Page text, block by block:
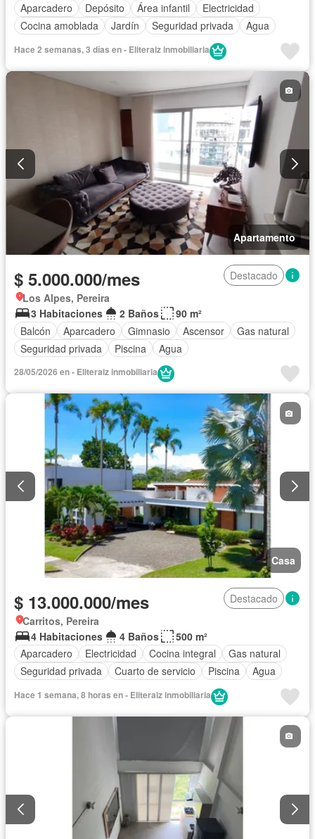
Aparcadero
Depósito Área infantil
Electricidad
Cocina amoblada
Jardín Seguridad privada Agua
Hace 2 semanas, 3 días en - Eliteraiz inmobiliaria
Apartamento
$ 5.000.000/mes
Destacado
Los Alpes, Pereira
3 Habitaciones
2 Baños
90 m²
Balcón
Aparcadero Gimnasio Ascensor
Gas natural
Seguridad privada
Piscina Agua
28/05/2026 en - Eliteraiz inmobiliaria
Casa
$ 13.000.000/mes
Destacado
Carritos, Pereira
4 Habitaciones
4 Baños
500 m²
Aparcadero
Electricidad Cocina integral
Gas natural
Seguridad privada
Cuarto de servicio Piscina Agua
Hace 1 semana, 8 horas en - Eliteraiz inmobiliaria